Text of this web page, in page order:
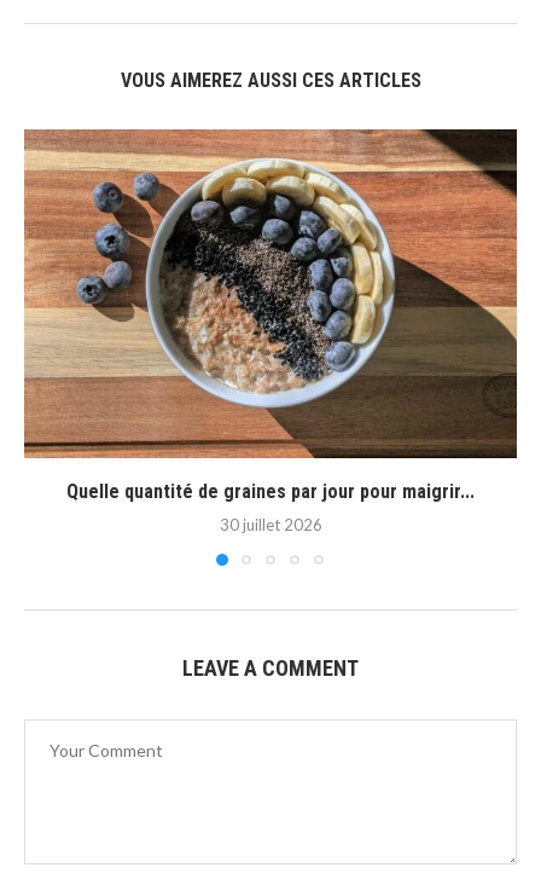
VOUS AIMEREZ AUSSI CES ARTICLES
Quelle quantité de graines par jour pour maigrir...
30 juillet 2026
LEAVE A COMMENT